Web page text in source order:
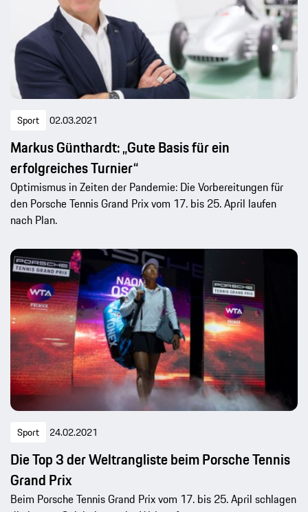
Sport 02.03.2021
Markus Günthardt: „Gute Basis für ein
erfolgreiches Turnier“
Optimismus in Zeiten der Pandemie: Die Vorbereitungen für
den Porsche Tennis Grand Prix vom 17. bis 25. April laufen
nach Plan.
Sport 24.02.2021
Die Top 3 der Weltrangliste beim Porsche Tennis
Grand Prix
Beim Porsche Tennis Grand Prix vom 17. bis 25. April schlagen